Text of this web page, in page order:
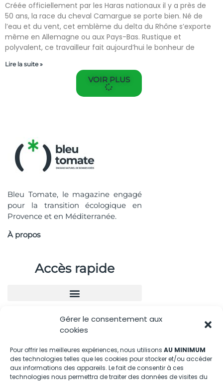
Gérer le consentement aux
cookies
Pour offrir les meilleures expériences, nous utilisons AU MINIMUM
des technologies telles que les cookies pour stocker et/ou accéder
aux informations des appareils. Le fait de consentir à ces
technologies nous permettra de traiter des données de visites du
Créée officiellement par les Haras nationaux il y a près de
50 ans, la race du cheval Camargue se porte bien. Né de
l’eau et du vent, cet emblème du delta du Rhône s’exporte
même en Allemagne ou aux Pays-Bas. Rustique et
polyvalent, ce travailleur fait aujourd’hui le bonheur de
Lire la suite »
VOIR PLUS
Bleu Tomate, le magazine engagé
pour la transition écologique en
Provence et en Méditerranée.
À propos
Accès rapide
Nous contacter
04.88.08.75.28
contactBT@bleu-tomate.fr